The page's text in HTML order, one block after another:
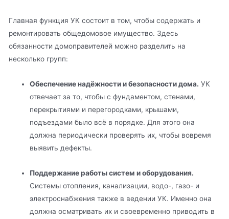
Главная функция УК состоит в том, чтобы содержать и
ремонтировать общедомовое имущество. Здесь
обязанности домоправителей можно разделить на
несколько групп:
Обеспечение надёжности и безопасности дома. УК
отвечает за то, чтобы с фундаментом, стенами,
перекрытиями и перегородками, крышами,
подъездами было всё в порядке. Для этого она
должна периодически проверять их, чтобы вовремя
выявить дефекты.
Поддержание работы систем и оборудования.
Системы отопления, канализации, водо-, газо- и
электроснабжения также в ведении УК. Именно она
должна осматривать их и своевременно приводить в